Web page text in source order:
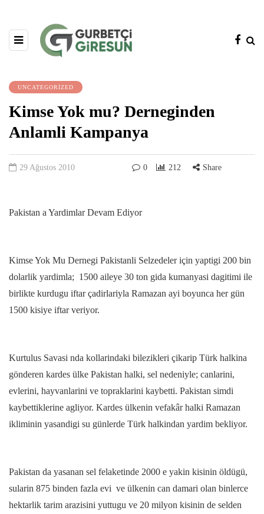
UNCATEGORIZED
Kimse Yok mu? Derneginden
Anlamli Kampanya
29 Ağustos 2010 0 212 Share
Pakistan a Yardimlar Devam Ediyor
Kimse Yok Mu Dernegi Pakistanli Selzedeler için yaptigi 200 bin
dolarlik yardimla; 1500 aileye 30 ton gida kumanyasi dagitimi ile
birlikte kurdugu iftar çadirlariyla Ramazan ayi boyunca her gün
1500 kisiye iftar veriyor.
Kurtulus Savasi nda kollarindaki bilezikleri çikarip Türk halkina
gönderen kardes ülke Pakistan halki, sel nedeniyle; canlarini,
evlerini, hayvanlarini ve topraklarini kaybetti. Pakistan simdi
kaybettiklerine agliyor. Kardes ülkenin vefakâr halki Ramazan
ikliminin yasandigi su günlerde Türk halkindan yardim bekliyor.
Pakistan da yasanan sel felaketinde 2000 e yakin kisinin öldügü,
sularin 875 binden fazla evi ve ülkenin can damari olan binlerce
hektarlik tarim arazisini yuttugu ve 20 milyon kisinin de selden